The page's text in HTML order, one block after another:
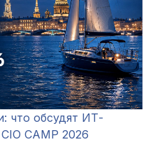
что обсудят ИТ-
CAMP 2026